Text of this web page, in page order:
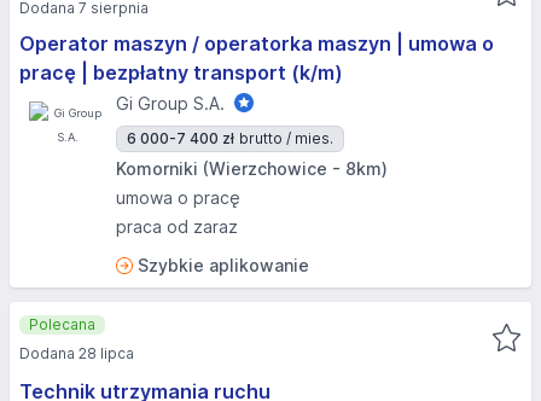
Operator maszyn / operatorka maszyn | umowa o
pracę | bezpłatny transport (k/m)
Gi Group S.A.
6 000-7 400 zł brutto / mies.
Komorniki (Wierzchowice - 8km)
umowa o pracę
praca od zaraz
Szybkie aplikowanie
Dodana 7 sierpnia
Technik utrzymania ruchu
Polecana
Dodana 28 lipca